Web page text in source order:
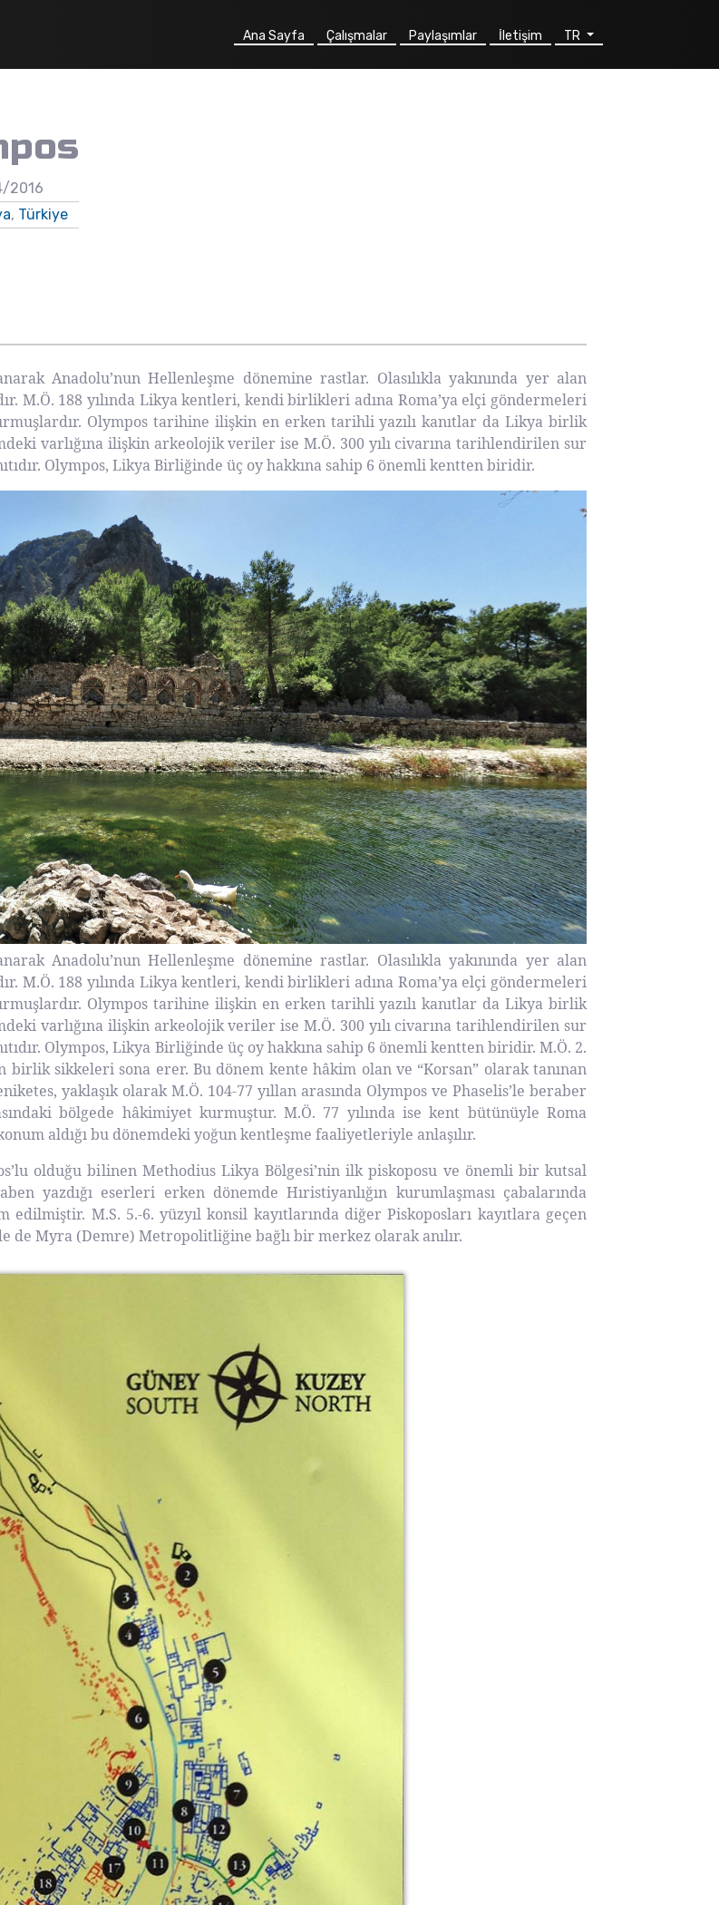
Ana Sayfa Çalışmalar Paylaşımlar İletişim TR
2016
, Türkiye
Anadolu’nun Hellenleşme dönemine rastlar. Olasılıkla yakınında yer alan
M.Ö. 188 yılında Likya kentleri, kendi birlikleri adına Roma’ya elçi göndermeleri
Olympos tarihine ilişkin en erken tarihli yazılı kanıtlar da Likya birlik
varlığına ilişkin arkeolojik veriler ise M.Ö. 300 yılı civarına tarihlendirilen sur
Olympos, Likya Birliğinde üç oy hakkına sahip 6 önemli kentten biridir.
Anadolu’nun Hellenleşme dönemine rastlar. Olasılıkla yakınında yer alan
M.Ö. 188 yılında Likya kentleri, kendi birlikleri adına Roma’ya elçi göndermeleri
Olympos tarihine ilişkin en erken tarihli yazılı kanıtlar da Likya birlik
varlığına ilişkin arkeolojik veriler ise M.Ö. 300 yılı civarına tarihlendirilen sur
Olympos, Likya Birliğinde üç oy hakkına sahip 6 önemli kentten biridir. M.Ö. 2.
birlik sikkeleri sona erer. Bu dönem kente hâkim olan ve “Korsan” olarak tanınan
yaklaşık olarak M.Ö. 104-77 yıllan arasında Olympos ve Phaselis’le beraber
bölgede hâkimiyet kurmuştur. M.Ö. 77 yılında ise kent bütünüyle Roma
aldığı bu dönemdeki yoğun kentleşme faaliyetleriyle anlaşılır.
olduğu bilinen Methodius Likya Bölgesi’nin ilk piskoposu ve önemli bir kutsal
yazdığı eserleri erken dönemde Hıristiyanlığın kurumlaşması çabalarında
edilmiştir. M.S. 5.-6. yüzyıl konsil kayıtlarında diğer Piskoposları kayıtlara geçen
de Myra (Demre) Metropolitliğine bağlı bir merkez olarak anılır.